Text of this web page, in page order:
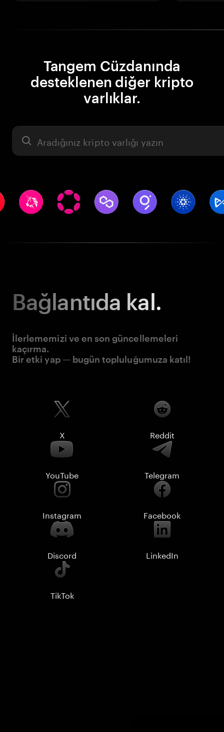
Tangem Cüzdanında
desteklenen diğer kripto
varlıklar.
Varlık
Bağlantıda kal.
İlerlememizi ve en son güncellemeleri
kaçırma.
Bir etki yap — bugün topluluğumuza katıl!
X Reddit
YouTube Telegram
Instagram Facebook
Discord LinkedIn
TikTok